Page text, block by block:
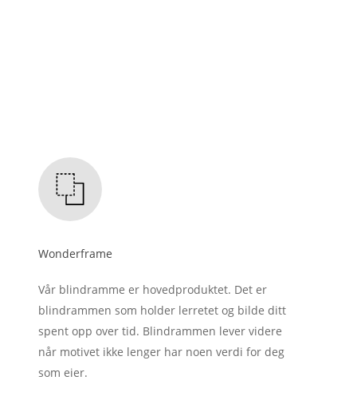
Wonderframe
Vår blindramme er hovedproduktet. Det er
blindrammen som holder lerretet og bilde ditt
spent opp over tid. Blindrammen lever videre
når motivet ikke lenger har noen verdi for deg
som eier.